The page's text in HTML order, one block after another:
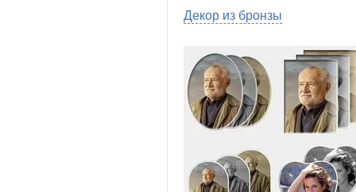
Декор из бронзы